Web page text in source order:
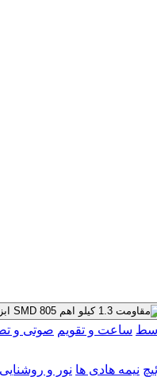
ساعت و تقویم صوتی و
نیمه هادی ها نور و روشنایی